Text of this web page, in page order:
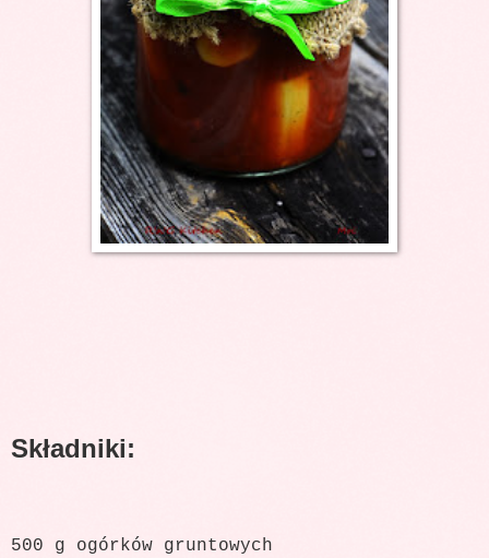
Składniki:
500 g ogórków gruntowych